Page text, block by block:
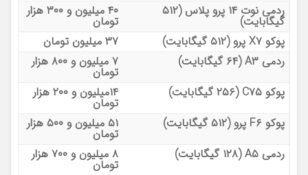
ردمی نوت ۱۴ پرو پلاس (۵۱۲
گیگابایت)
۴۰ میلیون و ۳۰۰ هزار
تومان
پوکو X۷ پرو (۵۱۲ گیگابایت)
۳۷ میلیون تومان
ردمی A۳ (۶۴ گیگابایت)
۷ میلیون و ۸۰۰ هزار
تومان
پوکو C۷۵ (۲۵۶ گیگابایت)
۱۴میلیون و ۲۰۰ هزار
تومان
پوکو F۶ پرو (۵۱۲ گیگابایت)
۵۱ میلیون و ۵۰۰ هزار
تومان
ردمی A۵ (۱۲۸ گیگابایت)
۸ میلیون و ۷۰۰ هزار
تومان